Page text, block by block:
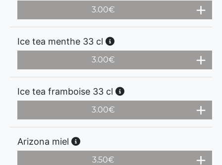
3.00€
Ice tea menthe 33 cl
3.00€
Ice tea framboise 33 cl
3.00€
Arizona miel
3.50€